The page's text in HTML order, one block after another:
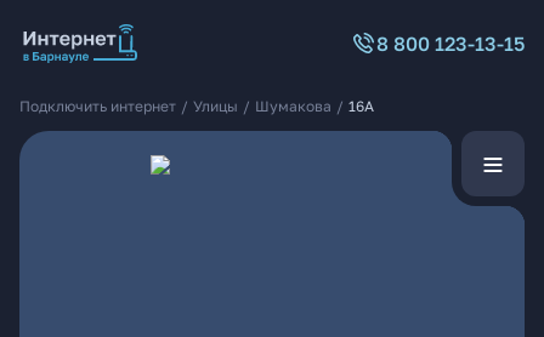
8 800 123-13-15
Подключить интернет / Улицы / Шумакова / 16А